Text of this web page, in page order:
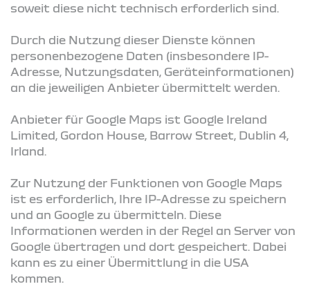
soweit diese nicht technisch erforderlich sind.
Durch die Nutzung dieser Dienste können
personenbezogene Daten (insbesondere IP-
Adresse, Nutzungsdaten, Geräteinformationen)
an die jeweiligen Anbieter übermittelt werden.
Anbieter für Google Maps ist Google Ireland
Limited, Gordon House, Barrow Street, Dublin 4,
Irland.
Zur Nutzung der Funktionen von Google Maps
ist es erforderlich, Ihre IP-Adresse zu speichern
und an Google zu übermitteln. Diese
Informationen werden in der Regel an Server von
Google übertragen und dort gespeichert. Dabei
kann es zu einer Übermittlung in die USA
kommen.